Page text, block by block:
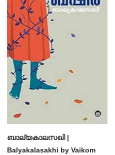
ബാല്യകാലസഖി |
Balyakalasakhi by Vaikom